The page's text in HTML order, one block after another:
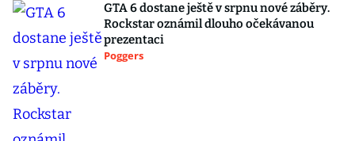
GTA 6 dostane ještě v srpnu nové záběry.
Rockstar oznámil dlouho očekávanou
prezentaci
Poggers